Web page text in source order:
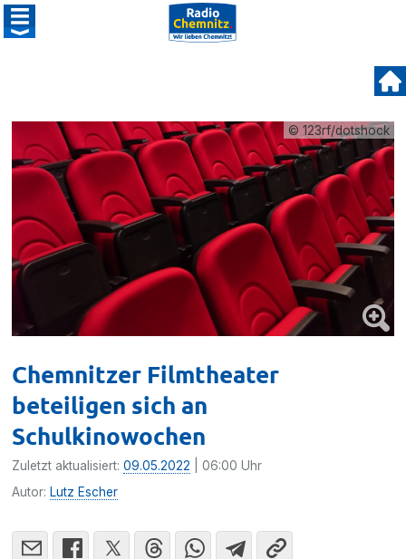
© 123rf/dotshock
Chemnitzer Filmtheater
beteiligen sich an
Schulkinowochen
Zuletzt aktualisiert:09.05.2022 | 06:00 Uhr
Autor: Lutz Escher